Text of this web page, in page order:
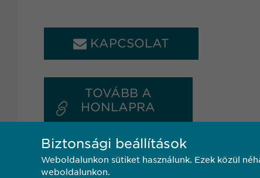
KAPCSOLAT
TOVÁBB A
HONLAPRA
Biztonsági beállítások
Weboldalunkon sütiket használunk. Ezek közül
weboldalunkon.